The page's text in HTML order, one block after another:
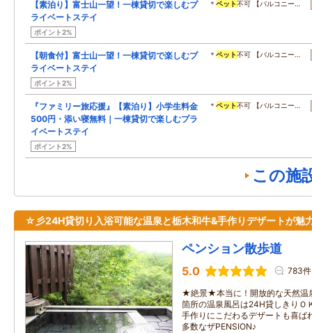
【素泊り】富士山一望！一棟貸切で楽しむプ
ライベートステイ
ポイント2%
＊ペット不可 【バルコニー…
【朝食付】富士山一望！一棟貸切で楽しむプ
ライベートステイ
ポイント2%
＊ペット不可 【バルコニー…
『ファミリー旅応援』【素泊り】小学生料金
500円・添い寝無料｜一棟貸切で楽しむプラ
イベートステイ
ポイント2%
＊ペット不可 【バルコニー…
この施
☆彡24H貸切り入浴可能な温泉と栃木和牛&手作りデザートが魅
ペンション散歩道
5.0 783件
★絶景★本当に！開放的な天然温
箇所の温泉風呂は24H貸しきりＯ
手作りにこだわるデザートも喜ば
多数なザPENSION♪